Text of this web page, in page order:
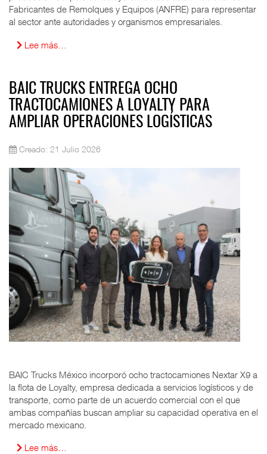
Fabricantes de Remolques y Equipos (ANFRE) para representar
al sector ante autoridades y organismos empresariales.
Lee más…
BAIC TRUCKS ENTREGA OCHO
TRACTOCAMIONES A LOYALTY PARA
AMPLIAR OPERACIONES LOGÍSTICAS
Creado: 21 Julio 2026
BAIC Trucks México incorporó ocho tractocamiones Nextar X9 a
la flota de Loyalty, empresa dedicada a servicios logísticos y de
transporte, como parte de un acuerdo comercial con el que
ambas compañías buscan ampliar su capacidad operativa en el
mercado mexicano.
Lee más…